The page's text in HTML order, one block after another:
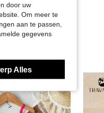
door uw
Om meer te
aan te passen,
gegevens
Alles